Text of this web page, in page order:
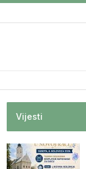
Vijesti